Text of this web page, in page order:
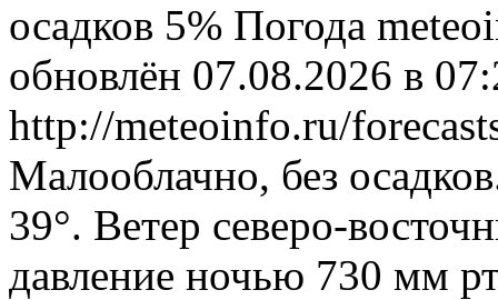
осадков 5% Погода
обновлён 07.08.2026 в
http://meteoinfo.ru/
Малооблачно, без
39°. Ветер северо-
давление ночью 730 мм